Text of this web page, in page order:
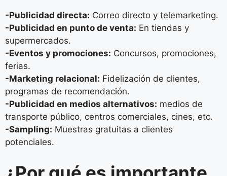
-Publicidad directa: Correo directo y telemarketing.
-Publicidad en punto de venta: En tiendas y
supermercados.
-Eventos y promociones: Concursos, promociones,
ferias.
-Marketing relacional: Fidelización de clientes,
programas de recomendación.
-Publicidad en medios alternativos: medios de
transporte público, centros comerciales, cines, etc.
-Sampling: Muestras gratuitas a clientes
potenciales.